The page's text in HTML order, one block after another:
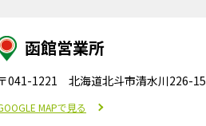
函館営業所
041-1221 北海道北斗市清水川226-15
MAPで見る